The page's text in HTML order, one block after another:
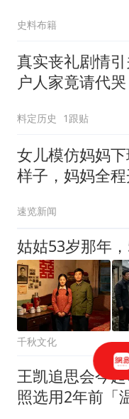
史料布籍
真实丧礼剧情
户人家竟请代
料定历史 1跟贴
女儿模仿妈妈
样子，妈妈全程
后继有人的欣慰
速览新闻
千秋文化
王凯追思会今
照选用2年前「